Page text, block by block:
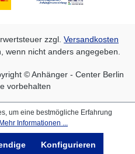
zzgl. Versandkosten
wenn nicht anders angegeben.
© Anhänger - Center Berlin
vorbehalten
um eine bestmögliche Erfahrung
Mehr Informationen ...
Konfigurieren